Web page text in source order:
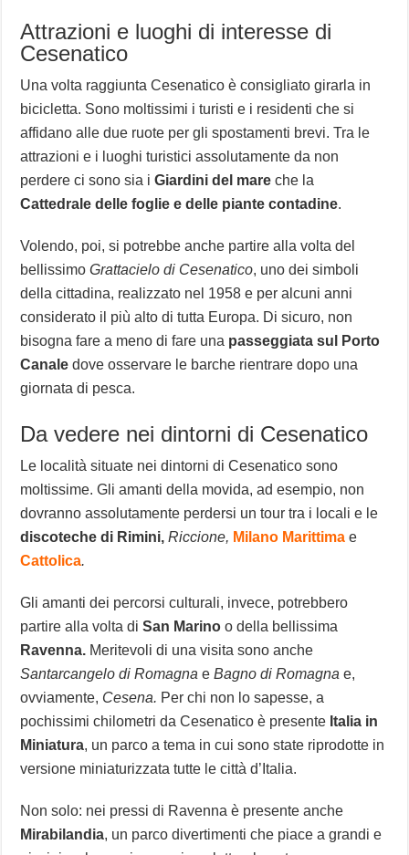
Attrazioni e luoghi di interesse di
Cesenatico
Una volta raggiunta Cesenatico è consigliato girarla in
bicicletta. Sono moltissimi i turisti e i residenti che si
affidano alle due ruote per gli spostamenti brevi. Tra le
attrazioni e i luoghi turistici assolutamente da non
perdere ci sono sia iGiardini del mare che la
Cattedrale delle foglie e delle piante contadine.
Volendo, poi, si potrebbe anche partire alla volta del
bellissimoGrattacielo di Cesenatico, uno dei simboli
della cittadina, realizzato nel 1958 e per alcuni anni
considerato il più alto di tutta Europa. Di sicuro, non
bisogna fare a meno di fare una passeggiata sul Porto
Canale dove osservare le barche rientrare dopo una
giornata di pesca.
Da vedere nei dintorni di Cesenatico
Le località situate nei dintorni di Cesenatico sono
moltissime. Gli amanti della movida, ad esempio, non
dovranno assolutamente perdersi un tour tra i locali e le
discoteche di Rimini, Riccione, Milano Marittima e
Cattolica.
Gli amanti dei percorsi culturali, invece, potrebbero
partire alla volta diSan Marino o della bellissima
Ravenna. Meritevoli di una visita sono anche
Santarcangelo di Romagna eBagno di Romagna e,
ovviamente, Cesena. Per chi non lo sapesse, a
pochissimi chilometri da Cesenatico è presente Italia in
Miniatura, un parco a tema in cui sono state riprodotte in
versione miniaturizzata tutte le città d’Italia.
Non solo: nei pressi di Ravenna è presente anche
Mirabilandia, un parco divertimenti che piace a grandi e